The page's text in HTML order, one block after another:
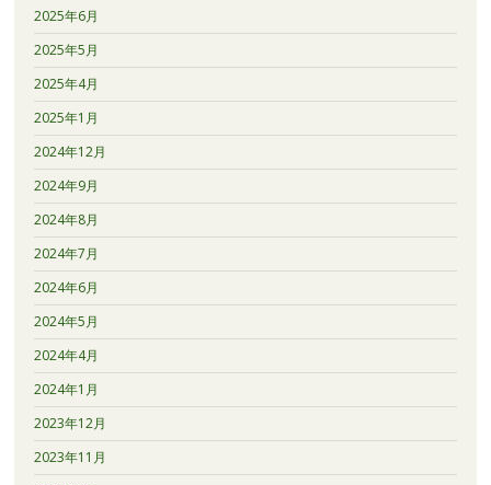
2025年6月
2025年5月
2025年4月
2025年1月
2024年12月
2024年9月
2024年8月
2024年7月
2024年6月
2024年5月
2024年4月
2024年1月
2023年12月
2023年11月